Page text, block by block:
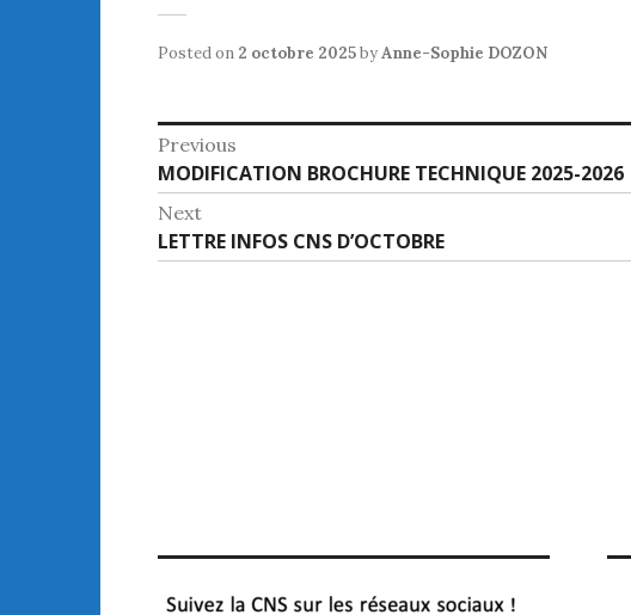
Posted on 2 octobre 2025byAnne-Sophie DOZON
Navigation
de
l’article
Previous
Previous
post:
MODIFICATION BROCHURE TECHNIQUE 2025-2026
Next
Next
post:
LETTRE INFOS CNS D’OCTOBRE